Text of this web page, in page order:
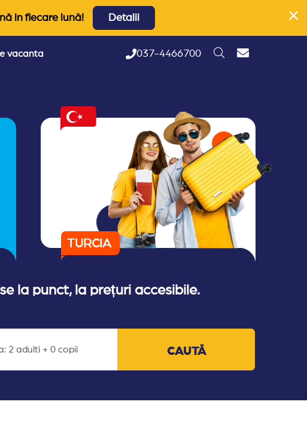
in fiecare lună! Detalii
vacanta 037-4466700
TURCIA
la punct, la prețuri accesibile.
2 adulti + 0 copii CAUTĂ